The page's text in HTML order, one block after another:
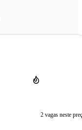
2 vagas neste